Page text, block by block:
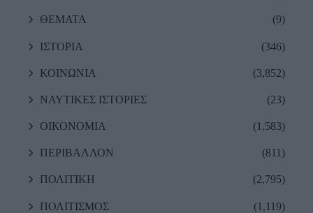
ΘΕΜΑΤΑ (9)
ΙΣΤΟΡΙΑ (346)
ΚΟΙΝΩΝΙΑ (3,852)
ΝΑΥΤΙΚΕΣ ΙΣΤΟΡΙΕΣ (23)
ΟΙΚΟΝΟΜΙΑ (1,583)
ΠΕΡΙΒΑΛΛΟΝ (811)
ΠΟΛΙΤΙΚΗ (2,795)
ΠΟΛΙΤΙΣΜΟΣ (1,119)